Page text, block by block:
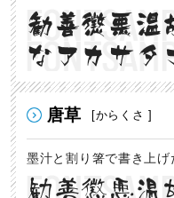
勧善懲悪温
なアカサタ
唐草 [からくさ ]
墨汁と割り箸で書き上
勧善懲悪温